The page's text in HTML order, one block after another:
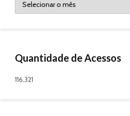
Quantidade de Acessos
116.321